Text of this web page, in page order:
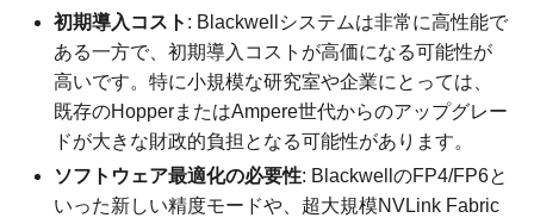
初期導入コスト : Blackwellシステムは非常に高性能で
ある一方で、初期導入コストが高価になる可能性が
高いです。特に小規模な研究室や企業にとっては、
既存のHopperまたはAmpere世代からのアップグレー
ドが大きな財政的負担となる可能性があります。
ソフトウェア最適化の必要性: BlackwellのFP4/FP6と
いった新しい精度モードや、超大規模NVLink Fabric